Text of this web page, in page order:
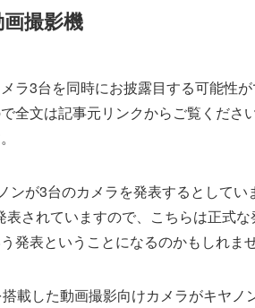
撮影機
ラ3台を同時にお披露目する可能性
全文は記事元リンクからご覧くださ
ンが3台のカメラを発表するとしてい
されていますので、こちらは正式
発表ということになるのかもしれませ
載した動画撮影向けカメラがキヤノ